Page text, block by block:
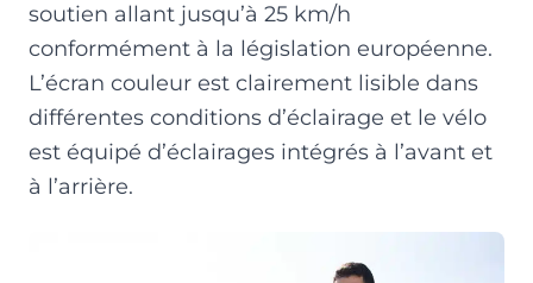
soutien allant jusqu’à 25 km/h
conformément à la législation européenne.
L’écran couleur est clairement lisible dans
différentes conditions d’éclairage et le vélo
est équipé d’éclairages intégrés à l’avant et
à l’arrière.